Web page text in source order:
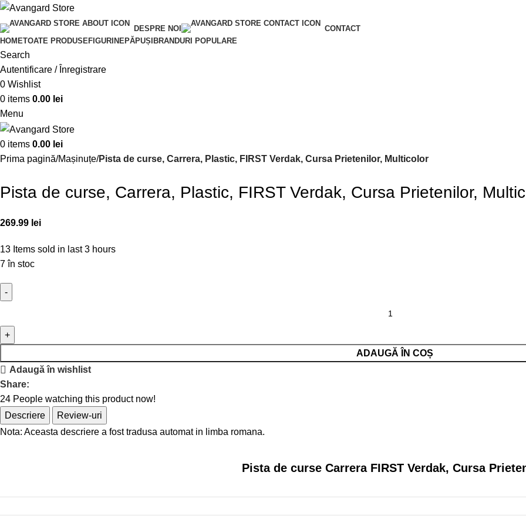
DESPRE NOI
CONTACT
HOMETOATE PRODUSEFIGURINEPĂPUȘI BRANDURI POPULARE
Search
Autentificare / Înregistrare
0 Wishlist
0 items 0.00 lei
Menu
0 items 0.00 lei
Prima pagină Mașinuțe Pista de curse, Carrera, Plastic, FIRST Verdak, Cursa Prietenilor, Multicolor
Pista de curse, Carrera, Plastic, FIRST Verdak, Cursa Prietenilor,
269.99 lei
13 Items sold in last 3 hours
7 în stoc
ADAUGĂ ÎN COȘ
Adaugă în wishlist
Share:
24 People watching this product now!
Descriere
Review-uri
Nota: Aceasta descriere a fost tradusa automat in limba romana.
Pista de curse Carrera FIRST Verdak, Cursa